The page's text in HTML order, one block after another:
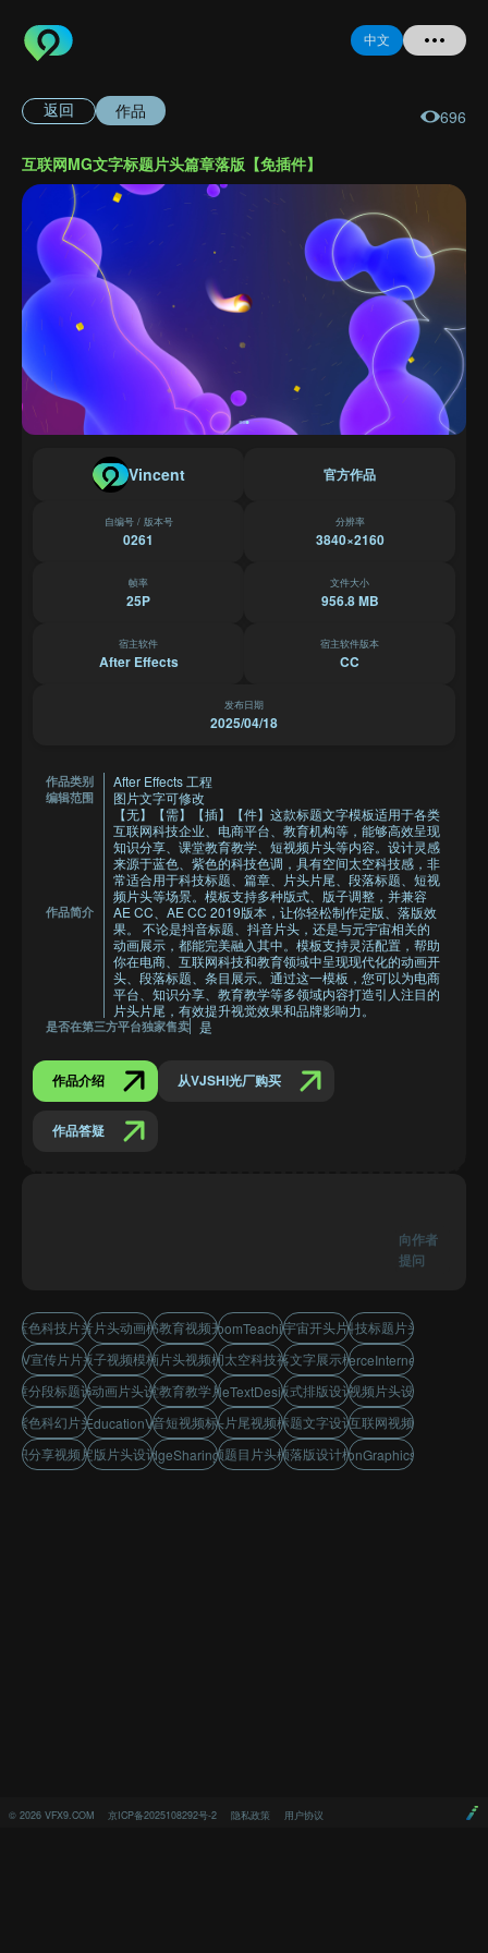
中文
登录
注册
忘记密码
© 2026 VFX9.COM 京ICP备2025108292号-2 隐私政策 用户协议
返回 作品 696
互联网MG文字标题片头篇章落版【免插件】
Vincent 官方作品
自编号 / 版本号
0261
分辨率
3840×2160
帧率
25P
文件大小
956.8 MB
宿主软件
After Effects
宿主软件版本
CC
发布日期
2025/04/18
作品类别 After Effects 工程
编辑范围 图片文字可修改
作品简介
【无】【需】【插】【件】这款标题文字模板适用于各类
互联网科技企业、电商平台、教育机构等，能够高效呈现
知识分享、课堂教育教学、短视频片头等内容。设计灵感
来源于蓝色、紫色的科技色调，具有空间太空科技感，非
常适合用于科技标题、篇章、片头片尾、段落标题、短视
频片头等场景。模板支持多种版式、版子调整，并兼容
AE CC、AE CC 2019版本，让你轻松制作定版、落版效
果。 不论是抖音标题、抖音片头，还是与元宇宙相关的
动画展示，都能完美融入其中。模板支持灵活配置，帮助
你在电商、互联网科技和教育领域中呈现现代化的动画开
头、段落标题、条目展示。通过这一模板，您可以为电商
平台、知识分享、教育教学等多领域内容打造引人注目的
片头片尾，有效提升视觉效果和品牌影响力。
是否在第三方平台独家售卖 是
作品介绍 从VJSHI光厂购买
作品答疑
向作者
提问
蓝色科技片头抖音片头动画模板读书教育视频开头
ClassroomTeachingIntro
元宇宙开头片头科技标题片头
KV宣传片片头版子视频模板动画片头视频模板空间太空科技视频段落文字展示模板
EcommerceInternetPromo
篇章分段标题设计MG动画片头设计课堂教育教学片头TitleTextDesign版式排版设计短视频片头设计
紫色科幻片头
ReadingEducationVideoIntro
抖音短视频标题片头片尾视频模板标题文字设计电商互联网视频宣传
知识分享视频片头定版片头设计
KnowledgeSharingOpener
视频题目片头模板视频落版设计模板
MGMotionGraphicsOpener